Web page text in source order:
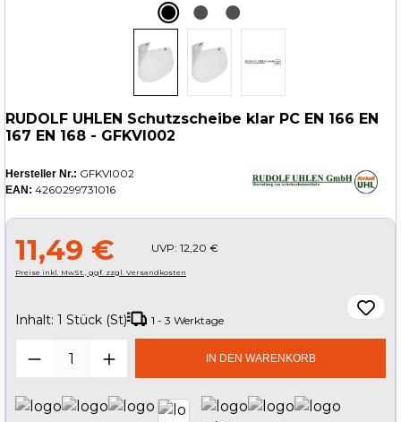
RUDOLF UHLEN Schutzscheibe klar PC EN 166 EN
167 EN 168 - GFKVI002
Hersteller Nr.: GFKVI002
EAN: 4260299731016
11,49 € UVP: 12,20 €
Preise inkl. MwSt., ggf. zzgl. Versandkosten
Inhalt: 1 Stück (St) 1 - 3 Werktage
Produkt Anzahl: Gib denIN DEN WARENKORB